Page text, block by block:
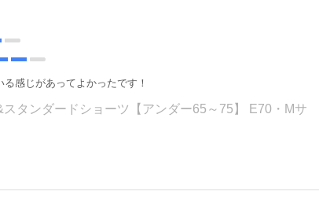
感じがあってよかったです！
スタンダードショーツ【アンダー65～75】 E70・Mサ